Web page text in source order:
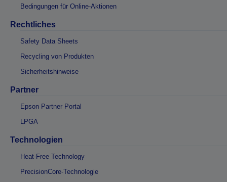
Bedingungen für Online-Aktionen
Rechtliches
Safety Data Sheets
Recycling von Produkten
Sicherheitshinweise
Partner
Epson Partner Portal
LPGA
Technologien
Heat-Free Technology
PrecisionCore-Technologie